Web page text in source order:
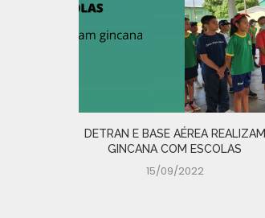
DETRAN E BASE AÉREA REALIZAM
GINCANA COM ESCOLAS
15/09/2022